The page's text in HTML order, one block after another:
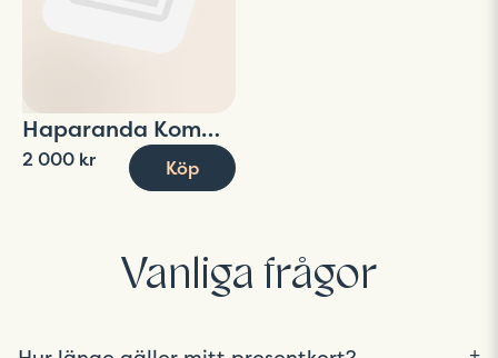
Haparanda Kommun
2 000 kr Köp
Vanliga frågor